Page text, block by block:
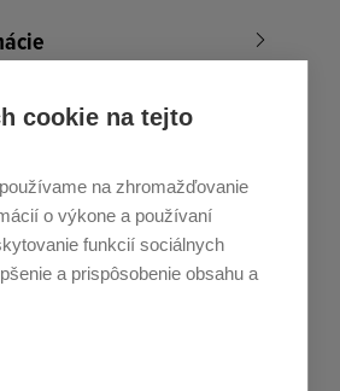
noviniek
Prihlásiť
cookie na tejto
na zhromažďovanie
o výkone a používaní
funkcií sociálnych
a prispôsobenie obsahu a